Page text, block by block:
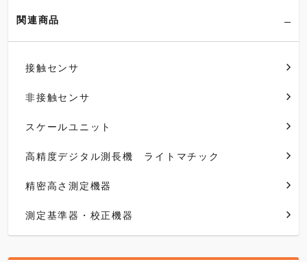
関連商品
接触センサ
非接触センサ
スケールユニット
高精度デジタル測長機 ライトマチック
精密高さ測定機器
測定基準器・校正機器